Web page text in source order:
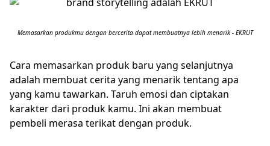
Memasarkan produkmu dengan bercerita dapat membuatnya lebih menarik - EKRUT
Cara memasarkan produk baru yang selanjutnya
adalah membuat cerita yang menarik tentang apa
yang kamu tawarkan. Taruh emosi dan ciptakan
karakter dari produk kamu. Ini akan membuat
pembeli merasa terikat dengan produk.